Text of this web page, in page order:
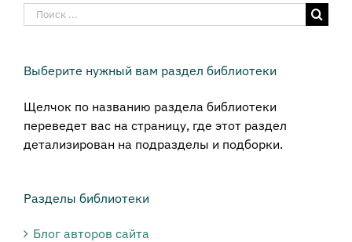
Результат
поиска:
Выберите нужный вам раздел библиотеки
Щелчок по названию раздела библиотеки
переведет вас на страницу, где этот раздел
детализирован на подразделы и подборки.
Разделы библиотеки
Блог авторов сайта